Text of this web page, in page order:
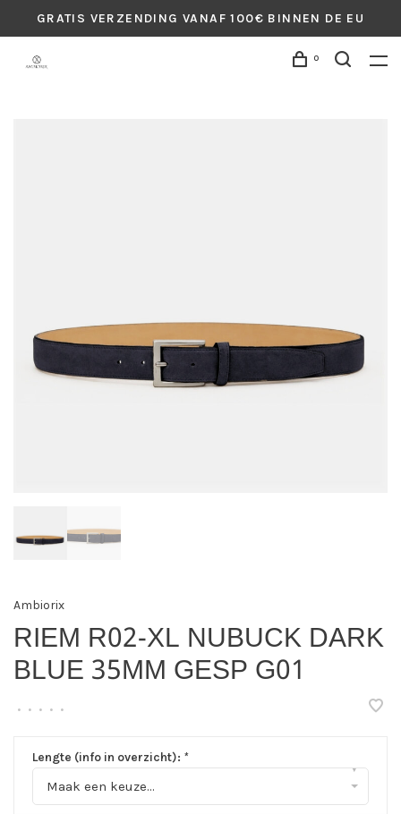
GRATIS VERZENDING VANAF 100€ BINNEN DE EU
0
Ambiorix
RIEM R02-XL NUBUCK DARK
BLUE 35MM GESP G01
• • • • •
Lengte (info in overzicht): *
Maak een keuze...
▾